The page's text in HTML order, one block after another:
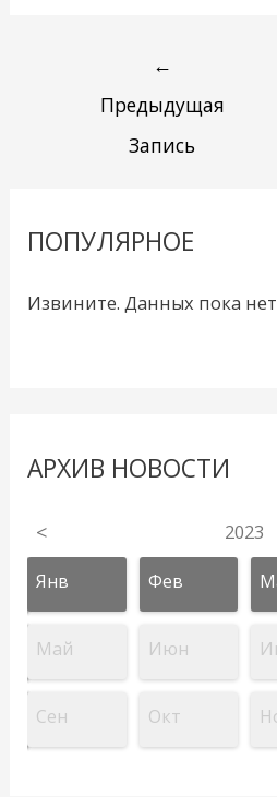
←
Предыдущая
Запись
ПОПУЛЯРНОЕ
Извините. Данных пока
АРХИВ НОВОСТИ
< 2023
Янв Фев
Май Июн
Сен Окт